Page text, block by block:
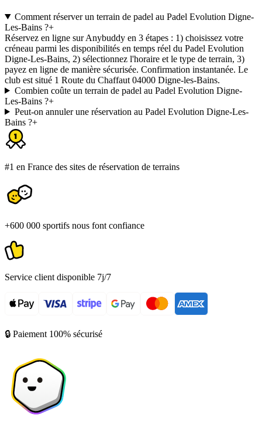
Comment réserver un terrain de padel au Padel Evolution Digne-
Les-Bains ?+
Réservez en ligne sur Anybuddy en 3 étapes : 1) choisissez votre
créneau parmi les disponibilités en temps réel du Padel Evolution
Digne-Les-Bains, 2) sélectionnez l'horaire et le type de terrain, 3)
payez en ligne de manière sécurisée. Confirmation instantanée. Le
club est situé 1 Route du Chaffaut 04000 Digne-les-Bains.
Combien coûte un terrain de padel au Padel Evolution Digne-
Les-Bains ?+
Peut-on annuler une réservation au Padel Evolution Digne-Les-
Bains ?+
#1 en France des sites de réservation de terrains
+600 000 sportifs nous font confiance
Service client disponible 7j/7
🔒 Paiement 100% sécurisé